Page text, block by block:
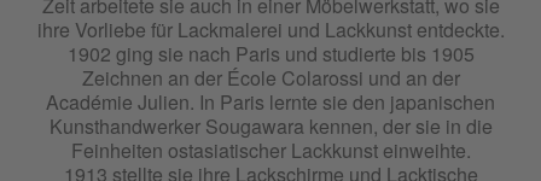
Zeit arbeitete sie auch in einer Möbelwerkstatt, wo sie
ihre Vorliebe für Lackmalerei und Lackkunst entdeckte.
1902 ging sie nach Paris und studierte bis 1905
Zeichnen an der École Colarossi und an der
Académie Julien. In Paris lernte sie den japanischen
Kunsthandwerker Sougawara kennen, der sie in die
Feinheiten ostasiatischer Lackkunst einweihte.
1913 stellte sie ihre Lackschirme und Lacktische